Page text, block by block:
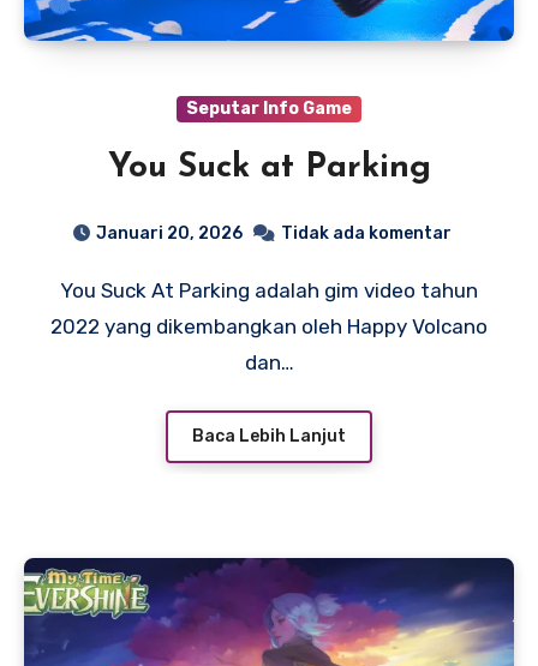
Seputar Info Game
You Suck at Parking
Januari 20, 2026 Tidak ada komentar
You Suck At Parking adalah gim video tahun
2022 yang dikembangkan oleh Happy Volcano
dan…
Baca Lebih Lanjut